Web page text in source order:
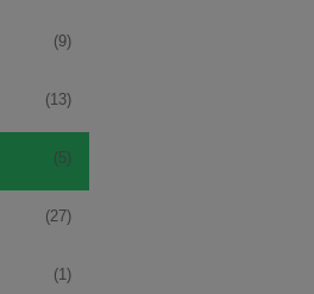
(9)
(13)
(5)
(27)
(1)